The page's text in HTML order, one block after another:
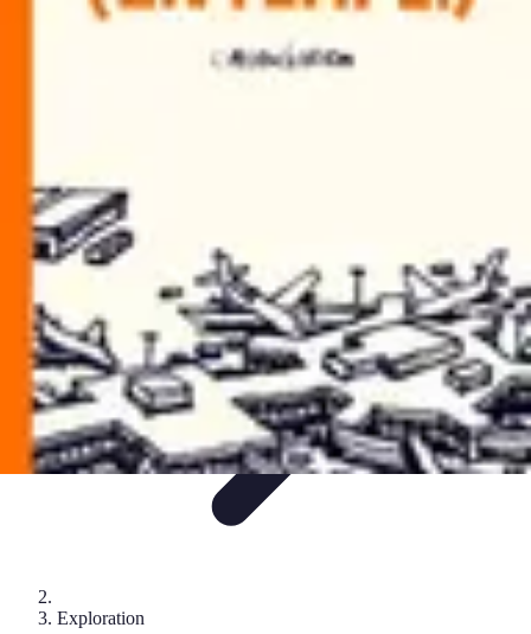
Géographie Explore
Exploration
Géographie PhysiqueÎles et régions
Exploration